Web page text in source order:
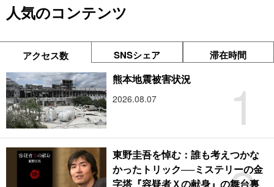
人気のコンテンツ
アクセス数 SNSシェア 滞在時間
1
熊本地震被害状況
2026.08.07
東野圭吾を悼む：誰も考えつかな
かったトリック──ミステリーの金
字塔『容疑者Ｘの献身』の舞台裏